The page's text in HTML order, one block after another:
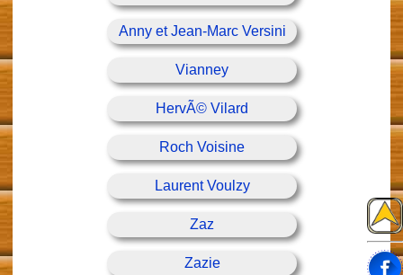
Anny et Jean-Marc Versini
Vianney
HervÃ© Vilard
Roch Voisine
Laurent Voulzy
Zaz
Zazie